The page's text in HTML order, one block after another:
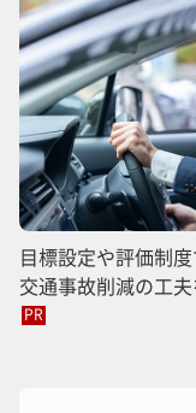
目標設定や評価制
交通事故削減の工
PR